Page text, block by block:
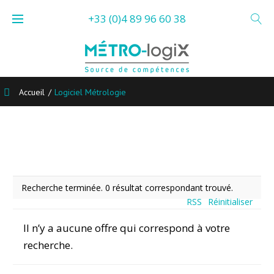
+33 (0)4 89 96 60 38
Accueil / Logiciel Métrologie
Métrologie
Recherche terminée. 0 résultat correspondant trouvé.
Réinitialiser
RSS
Il n’y a aucune offre qui correspond à votre
recherche.